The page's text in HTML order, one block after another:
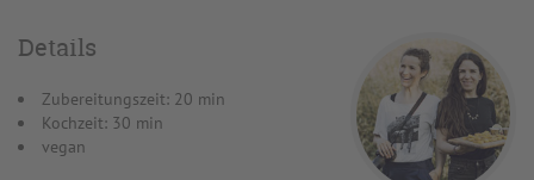
Details
Zubereitungszeit: 20 min
Kochzeit: 30 min
vegan